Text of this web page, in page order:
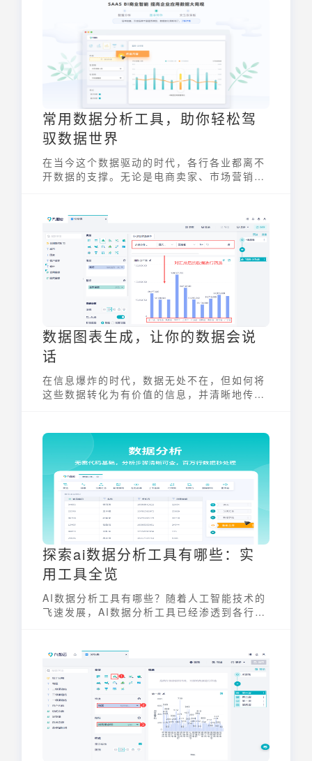
常用数据分析工具，助你轻松驾
驭数据世界
在当今这个数据驱动的时代，各行各业都离不
开数据的支撑。无论是电商卖家、市场营销人
决策效率。掌握并善用这些工具，才能在激烈
的竞争中脱颖而出，轻松驾驭数据世界。
数据图表生成，让你的数据会说
话
在信息爆炸的时代，数据无处不在，但如何将
这些数据转化为有价值的信息，并清晰地传达
懂的数据，转化为生动直观的图表，让数据自
己“说话”，帮助人们更好地理解、分析和利用
数据。
探索ai数据分析工具有哪些：实
用工具全览
AI数据分析工具有哪些？随着人工智能技术的
飞速发展，AI数据分析工具已经渗透到各行各
的信息，从而做出更明智的决策。这些工具种
类繁多，功能各异，从综合性的商业智能平台
到轻量级的Excel助手，应有尽有。选择合适
的工具，能极大地提升数据分析的效率和准确
性。